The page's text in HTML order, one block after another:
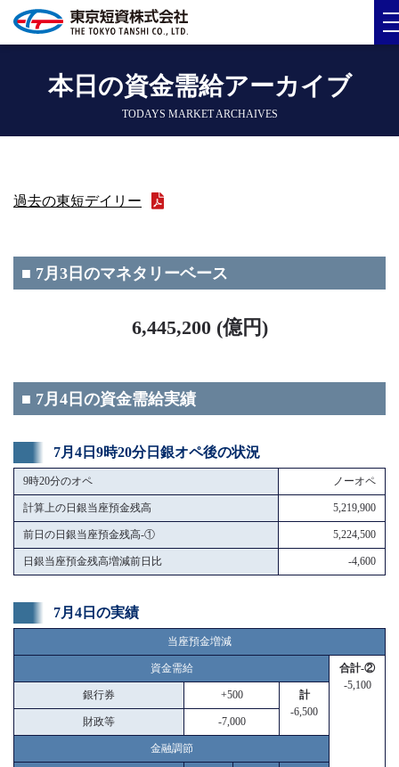
本日の資金需給アーカイブ
TODAYS MARKET ARCHAIVES
過去の東短デイリー
■ 7月3日のマネタリーベース
6,445,200 (億円)
■ 7月4日の資金需給実績
7月4日9時20分日銀オペ後の状況
9時20分のオペ ノーオペ
計算上の日銀当座預金残高 5,219,900
前日の日銀当座預金残高-① 5,224,500
日銀当座預金残高増減前日比 -4,600
7月4日の実績
当座預金増減
資金需給
合計-②
-5,100
銀行券 +500
計
-6,500
財政等 -7,000
金融調節